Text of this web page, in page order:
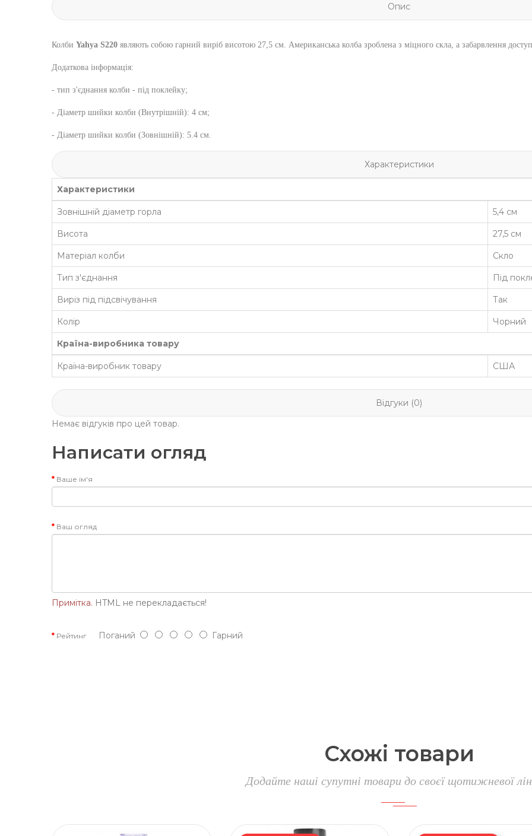
Опис
Колби Yahya S220 являють собою гарний виріб висотою 27,5 см. Американська колба зроблена з міцного скла, а забарвлення
Додаткова інформація:
- тип з'єднання колби - під поклейку;
- Діаметр шийки колби (Внутрішній): 4 см;
- Діаметр шийки колби (Зовнішній): 5.4 см.
Характеристики
Характеристики
Зовнішній діаметр горла 5,4 см
Висота 27,5 см
Матеріал колби Скло
Тип з'єднання Під
Виріз під підсвічування Так
Колір Чорний
Країна-виробника товару
Країна-виробник товару США
Відгуки (0)
Немає відгуків про цей товар.
Написати огляд
Ваше ім'я
Ваш огляд
Примітка. HTML не перекладається!
Рейтинг Поганий Гарний
Схожі товари
Додайте наші супутні товари до своєї щотижневої